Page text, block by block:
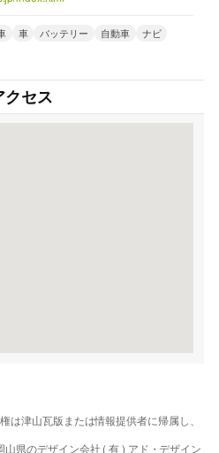
車 バッテリー 自動車
ナビ
クセス
は津山瓦版または情報提供者に帰属し、
山県のデザイン会社 ( 有 ) アド・デザイン